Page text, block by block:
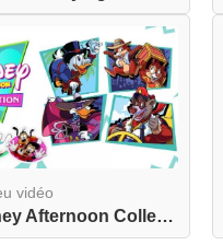
vidéo
The Disney Afternoon Collection revient dans une...